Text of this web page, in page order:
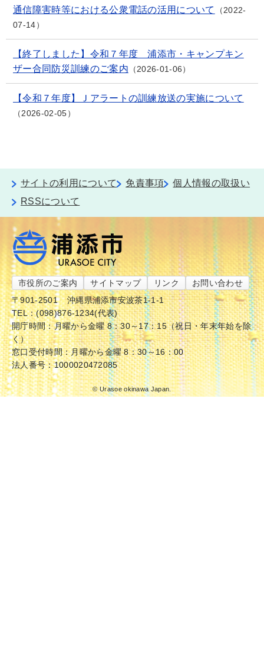
通信障害時等における公衆電話の活用について
2022-
07-14
【終了しました】令和７年度 浦添市・キャンプキン
ザー合同防災訓練のご案内
2026-01-06
【令和７年度】Ｊアラートの訓練放送の実施について
2026-02-05
サイトの利用について 免責事項
個人情報の取扱い
RSSについて
市役所のご案内 サイトマップ リンク
お問い合わせ
〒901-2501
沖縄県浦添市安波茶1-1-1
TEL：(098)876-1234(代表)
開庁時間：月曜から金曜 8：30～17：15（祝日・年末年始を除
く）
窓口受付時間：月曜から金曜 8：30～16：00
法人番号：1000020472085
© Urasoe okinawa Japan.